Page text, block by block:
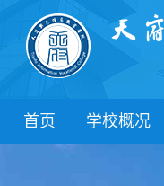
首页 学校概况